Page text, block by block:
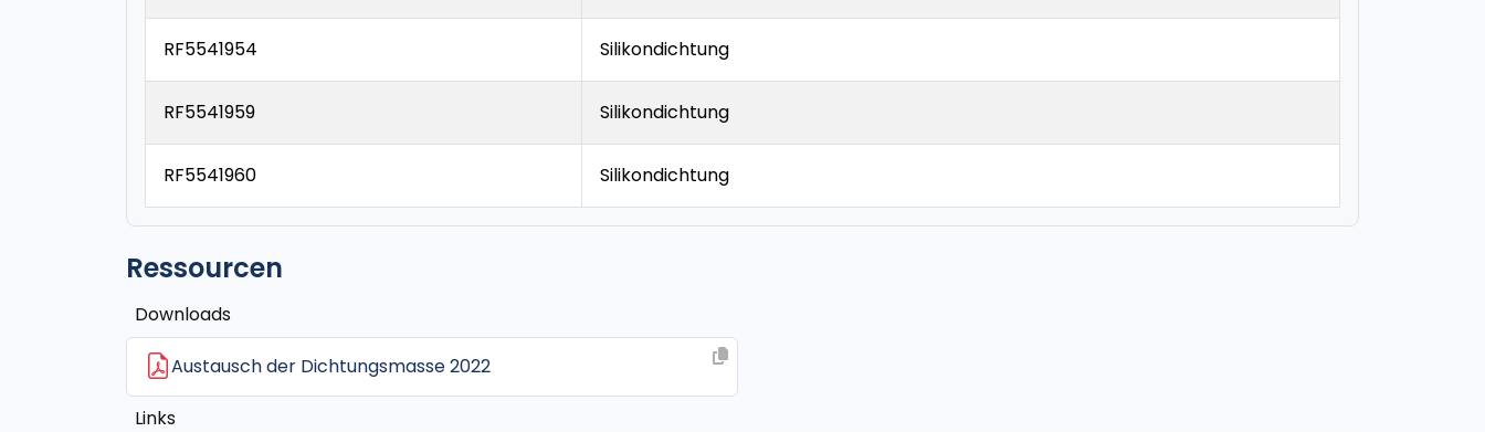
RF5541954 Silikondichtung
RF5541959 Silikondichtung
RF5541960 Silikondichtung
Ressourcen
Downloads
Austausch der Dichtungsmasse 2022
Links